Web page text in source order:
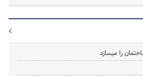
را میسازد